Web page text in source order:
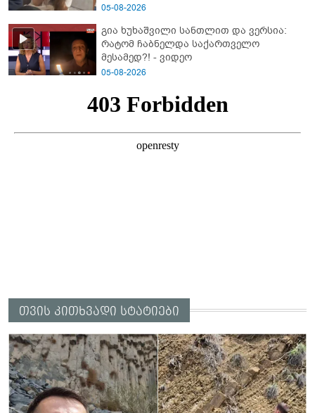
05-08-2026
გია ხუხაშვილი სანთლით და ვერსია:
რატომ ჩაბნელდა საქართველო
მესამედ?! - ვიდეო
05-08-2026
თვის კითხვადი სტატიები